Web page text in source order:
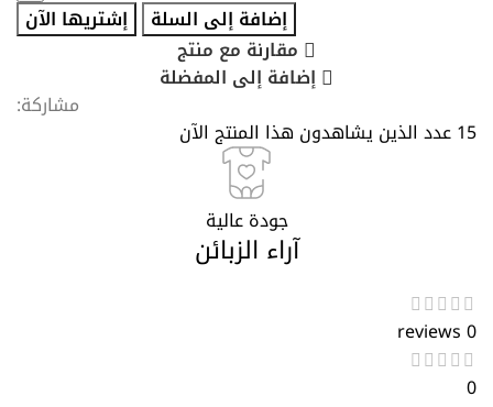
إضافة إلى السلة
إشتريها الآن
مقارنة مع منتج
إضافة إلى المفضلة
مشاركة:
15عدد الذين يشاهدون هذا المنتج الآن
جودة عالية
آراء الزبائن
0 reviews
0